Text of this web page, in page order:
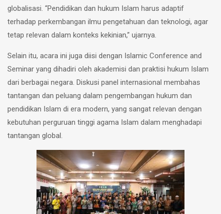
globalisasi. “Pendidikan dan hukum Islam harus adaptif
terhadap perkembangan ilmu pengetahuan dan teknologi, agar
tetap relevan dalam konteks kekinian,” ujarnya.
Selain itu, acara ini juga diisi dengan Islamic Conference and
Seminar yang dihadiri oleh akademisi dan praktisi hukum Islam
dari berbagai negara. Diskusi panel internasional membahas
tantangan dan peluang dalam pengembangan hukum dan
pendidikan Islam di era modern, yang sangat relevan dengan
kebutuhan perguruan tinggi agama Islam dalam menghadapi
tantangan global.